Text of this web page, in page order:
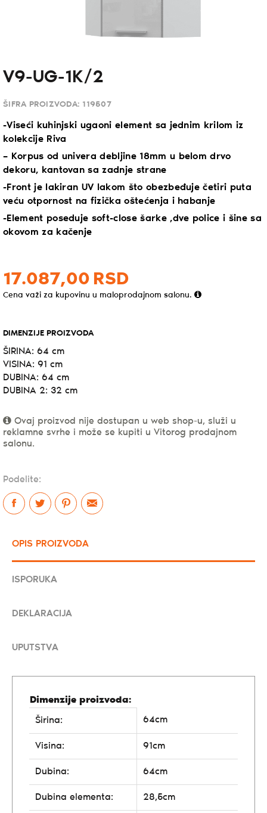
V9-UG-1K/2
ŠIFRA PROIZVODA: 119507
-Viseći kuhinjski ugaoni element sa jednim krilom iz
kolekcije Riva
– Korpus od univera debljine 18mm u belom drvo
dekoru, kantovan sa zadnje strane
-Front je lakiran UV lakom što obezbeđuje četiri puta
veću otpornost na fizička oštećenja i habanje
-Element poseduje soft-close šarke ,dve police i šine sa
okovom za kačenje
17.087,00 RSD
Cena važi za kupovinu u maloprodajnom salonu.
DIMENZIJE PROIZVODA
ŠIRINA: 64 cm
VISINA: 91 cm
DUBINA: 64 cm
DUBINA 2: 32 cm
Ovaj proizvod nije dostupan u web shop-u, služi u
reklamne svrhe i može se kupiti u Vitorog prodajnom
salonu.
Podelite:
OPIS PROIZVODA
ISPORUKA
DEKLARACIJA
UPUTSTVA
Dimenzije proizvoda:
Širina:
64cm
Visina: 91cm
Dubina: 64cm
Dubina elementa: 28,5cm